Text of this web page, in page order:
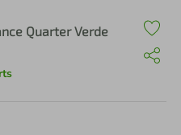
Quarter Verde